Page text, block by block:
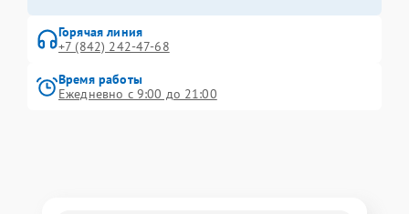
Горячая линия
+7 (842) 242-47-68
Время работы
Ежедневно с 9:00 до 21:00